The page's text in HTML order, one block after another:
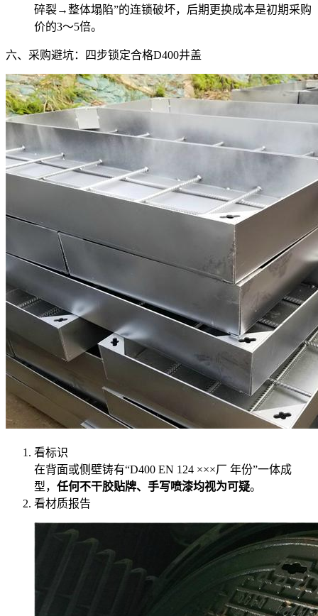
碎裂→整体塌陷”的连锁破坏，后期更换成本是初期采购
价的3～5倍。
六、采购避坑：四步锁定合格D400井盖
看标识
在背面或侧壁铸有“D400 EN 124 ×××厂 年份”一体成
型， 任何不干胶贴牌、手写喷漆均视为可疑。
看材质报告